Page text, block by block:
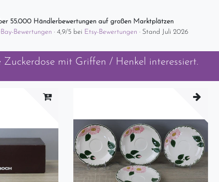
55.000 Händlerbewertungen auf großen Marktplätzen
Bewertungen · 4,9/5 bei Etsy-Bewertungen · Stand Juli 2026
mit Griffen / Henkel interessiert.